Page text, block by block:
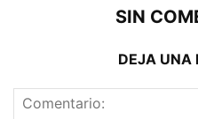
SIN
DEJA UNA